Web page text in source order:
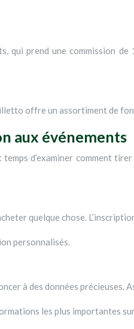
qui prend une commission
offre un assortiment de
aux événements
d’examiner comment
quelque chose.
personnalisés.
à des données
les plus importantes